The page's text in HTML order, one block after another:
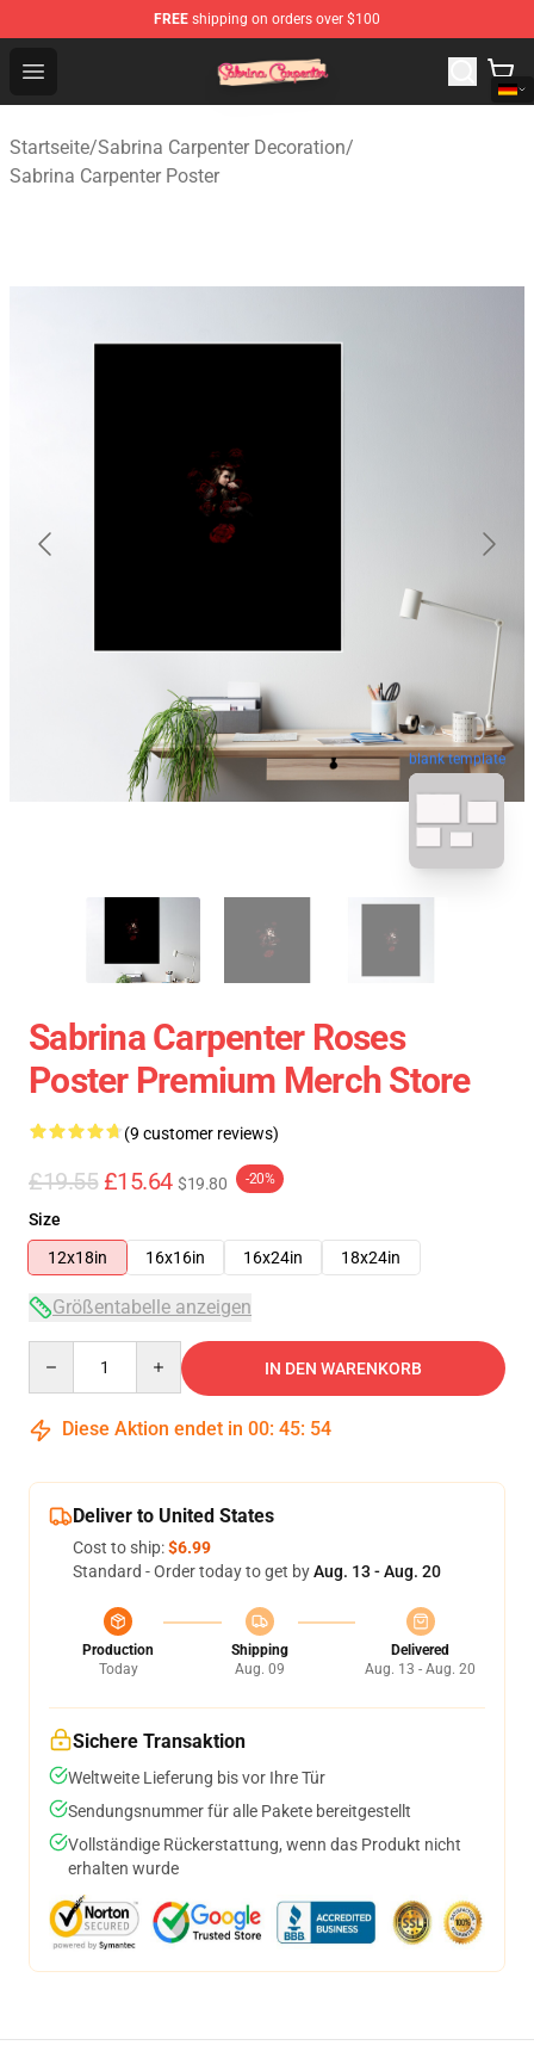
FREE shipping on orders over $100
Open menu
Sabrina Carpenter Shop - Official Sabrina Carpenter
Startseite/Sabrina Carpenter Decoration/
Sabrina Carpenter Poster
blank template
Sabrina Carpenter Roses
Poster Premium Merch Store
(9 customer reviews)
£19.55 £15.64 $19.80 -20%
Size
12x18in
16x16in 16x24in 18x24in
Größentabelle anzeigen
IN DEN WARENKORB
Diese Aktion endet in 00: 45: 54
Deliver to United States
Cost to ship:$6.99
Standard - Order today to get byAug. 13 - Aug. 20
Production
Today
Shipping
Aug. 09
Delivered
Aug. 13 - Aug. 20
Sichere Transaktion
Weltweite Lieferung bis vor Ihre Tür
Sendungsnummer für alle Pakete bereitgestellt
Vollständige Rückerstattung, wenn das Produkt nicht
erhalten wurde